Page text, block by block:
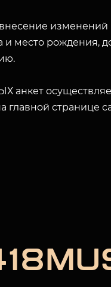
и место рождения,
главной странице